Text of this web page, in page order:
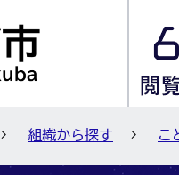
組織から探す こ